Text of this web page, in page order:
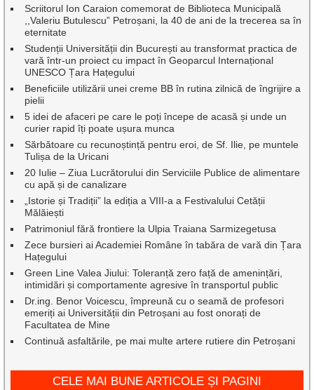
Scriitorul Ion Caraion comemorat de Biblioteca Municipală
,,Valeriu Butulescu” Petroșani, la 40 de ani de la trecerea sa în
eternitate
Studenții Universității din București au transformat practica de
vară într-un proiect cu impact în Geoparcul Internațional
UNESCO Țara Hațegului
Beneficiile utilizării unei creme BB în rutina zilnică de îngrijire a
pielii
5 idei de afaceri pe care le poți începe de acasă și unde un
curier rapid îți poate ușura munca
Sărbătoare cu recunoștință pentru eroi, de Sf. Ilie, pe muntele
Tulișa de la Uricani
20 Iulie – Ziua Lucrătorului din Serviciile Publice de alimentare
cu apă și de canalizare
„Istorie și Tradiții” la ediția a VIII-a a Festivalului Cetății
Mălăiești
Patrimoniul fără frontiere la Ulpia Traiana Sarmizegetusa
Zece bursieri ai Academiei Române în tabăra de vară din Țara
Hațegului
Green Line Valea Jiului: Toleranță zero față de amenințări,
intimidări și comportamente agresive în transportul public
Dr.ing. Benor Voicescu, împreună cu o seamă de profesori
emeriți ai Universității din Petroșani au fost onorați de
Facultatea de Mine
Continuă asfaltările, pe mai multe artere rutiere din Petroșani
CELE MAI BUNE ARTICOLE ȘI PAGINI